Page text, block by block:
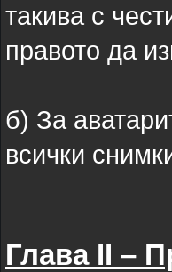
такива с
правото да
б) За
всички
Глава II –